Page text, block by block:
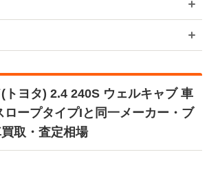
トヨタ) 2.4 240S ウェルキャブ 車
ロープタイプIと同一メーカー・ブ
取・査定相場